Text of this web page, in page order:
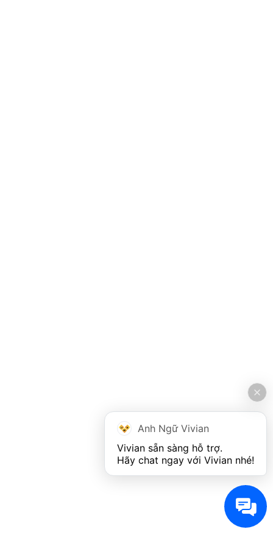
Anh Ngữ Vivian
Vivian sẵn sàng hỗ trợ.
Hãy chat ngay với Vivian nhé!